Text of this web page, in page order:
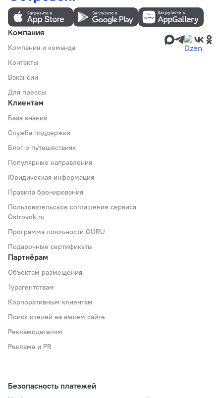
Компания
Компания и команда
Контакты
Вакансии
Для прессы
Клиентам
База знаний
Служба поддержки
Блог о путешествиях
Популярные направления
Юридическая информация
Правила бронирования
Пользовательское соглашение сервиса
Ostrovok.ru
Программа лояльности GURU
Подарочные сертификаты
Партнёрам
Объектам размещения
Турагентствам
Корпоративным клиентам
Поиск отелей на вашем сайте
Рекламодателям
Реклама и PR
Безопасность платежей